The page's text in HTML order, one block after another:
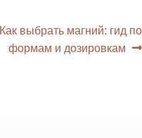
Как выбрать магний: гид по
формам и дозировкам